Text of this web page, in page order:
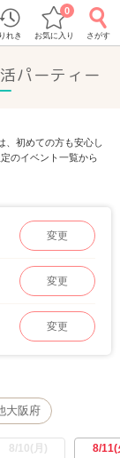
りれき お気に入り
0
さがす
パーティー
、初めての方も安心し
のイベント一覧から
変更
変更
変更
大阪府
8/10(月)
8/11(